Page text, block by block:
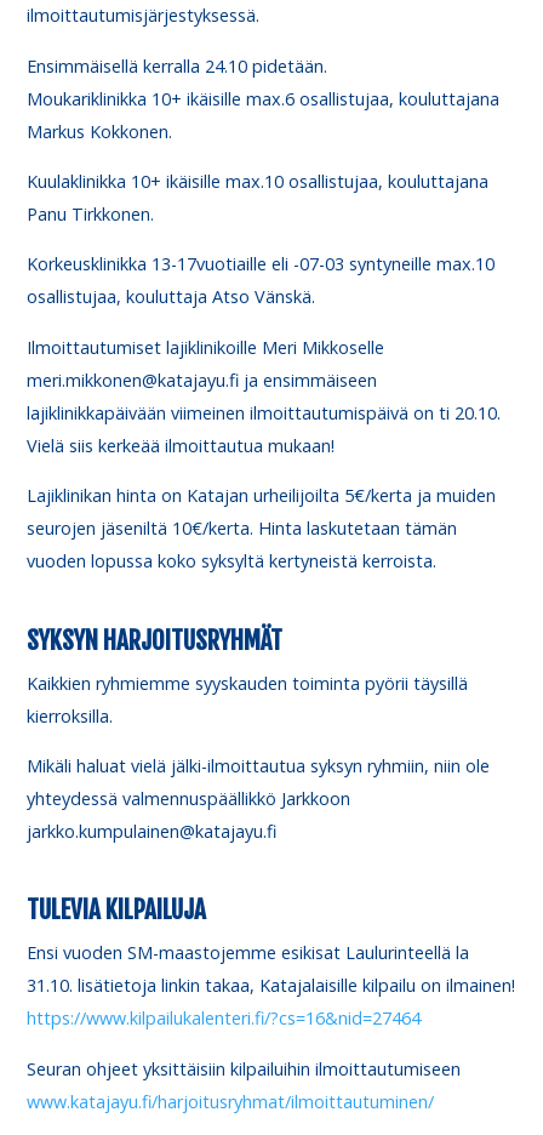
ilmoittautumisjärjestyksessä.
Ensimmäisellä kerralla 24.10 pidetään.
Moukariklinikka 10+ ikäisille max.6 osallistujaa, kouluttajana
Markus Kokkonen.
Kuulaklinikka 10+ ikäisille max.10 osallistujaa, kouluttajana
Panu Tirkkonen.
Korkeusklinikka 13-17vuotiaille eli -07-03 syntyneille max.10
osallistujaa, kouluttaja Atso Vänskä.
Ilmoittautumiset lajiklinikoille Meri Mikkoselle
meri.mikkonen@katajayu.fi ja ensimmäiseen
lajiklinikkapäivään viimeinen ilmoittautumispäivä on ti 20.10.
Vielä siis kerkeää ilmoittautua mukaan!
Lajiklinikan hinta on Katajan urheilijoilta 5€/kerta ja muiden
seurojen jäseniltä 10€/kerta. Hinta laskutetaan tämän
vuoden lopussa koko syksyltä kertyneistä kerroista.
SYKSYN HARJOITUSRYHMÄT
Kaikkien ryhmiemme syyskauden toiminta pyörii täysillä
kierroksilla.
Mikäli haluat vielä jälki-ilmoittautua syksyn ryhmiin, niin ole
yhteydessä valmennuspäällikkö Jarkkoon
jarkko.kumpulainen@katajayu.fi
TULEVIA KILPAILUJA
Ensi vuoden SM-maastojemme esikisat Laulurinteellä la
31.10. lisätietoja linkin takaa, Katajalaisille kilpailu on ilmainen!
https://www.kilpailukalenteri.fi/?cs=16&nid=27464
Seuran ohjeet yksittäisiin kilpailuihin ilmoittautumiseen
www.katajayu.fi/harjoitusryhmat/ilmoittautuminen/